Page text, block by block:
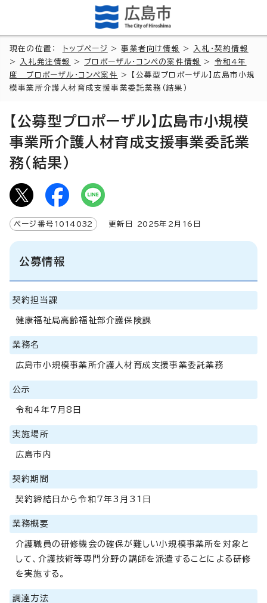
現在の位置： トップページ >事業者向け情報 >
入札・契約情報
>
入札発注情報 > プロポーザル・コンペの案件情報 > 令和4年
度 プロポーザル・コンペ案件
> 【公募型プロポーザル】広島市小規
模事業所介護人材育成支援事業委託業務（結果）
【公募型プロポーザル】広島市小規模
事業所介護人材育成支援事業委託業
務（結果）
ページ番号 1014032 更新日 2025年2月 16 日
公募情報
契約担当課
健康福祉局高齢福祉部介護保険課
業務名
広島市小規模事業所介護人材育成支援事業委託業務
公示
令和4年7月8日
実施場所
広島市内
契約期間
契約締結日から令和7年3月31日
業務概要
介護職員の研修機会の確保が難しい小規模事業所を対象と
して、介護技術等専門分野の講師を派遣することによる研修
を実施する。
調達方法